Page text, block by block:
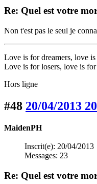
Re: Quel est votre
Non t'est pas le seul je
Love is for dreamers, love
Love is for losers, love is for
Hors ligne
#48 20/04/2013
MaidenPH
Inscrit(e): 20/04/2013
Messages: 23
Re: Quel est votre